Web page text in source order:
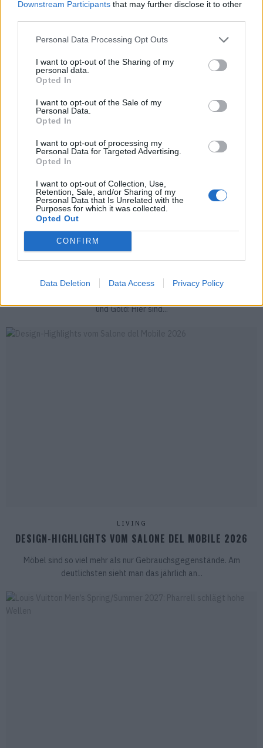
Downstream Participants that may further disclose it to other
Personal Data Processing Opt Outs
I want to opt-out of the Sharing of my
personal data.
Opted In
I want to opt-out of the Sale of my
Personal Data.
Opted In
I want to opt-out of processing my
Personal Data for Targeted Advertising.
Opted In
I want to opt-out of Collection, Use,
Retention, Sale, and/or Sharing of my
Personal Data that Is Unrelated with the
Purposes for which it was collected.
Opted Out
CONFIRM
Data Deletion Data Access Privacy Policy
THE HYPE: TRAVEL NEWS & TRENDS
Segelyacht mit einzigartiger Route: Wer noch keine...
FASHION
und Gold: Hier sind...
LIVING
DESIGN-HIGHLIGHTS VOM SALONE DEL MOBILE 2026
Möbel sind so viel mehr als nur Gebrauchsgegenstände. Am
deutlichsten sieht man das jährlich an...